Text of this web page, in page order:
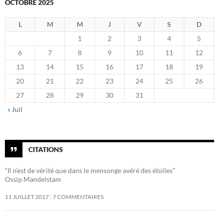
OCTOBRE 2025
L M M J V S
D
1
2 3 4
5
6
7 8 9 10 11
12
13
14 15 16 17 18
19
20
21 22 23 24 25
26
27
28 29 30
31
« Juil
CITATIONS
“Il n’est de vérité que dans le mensonge avéré des étoiles”
Ossip Mandelstam
11 JUILLET 2017 7 COMMENTAIRES